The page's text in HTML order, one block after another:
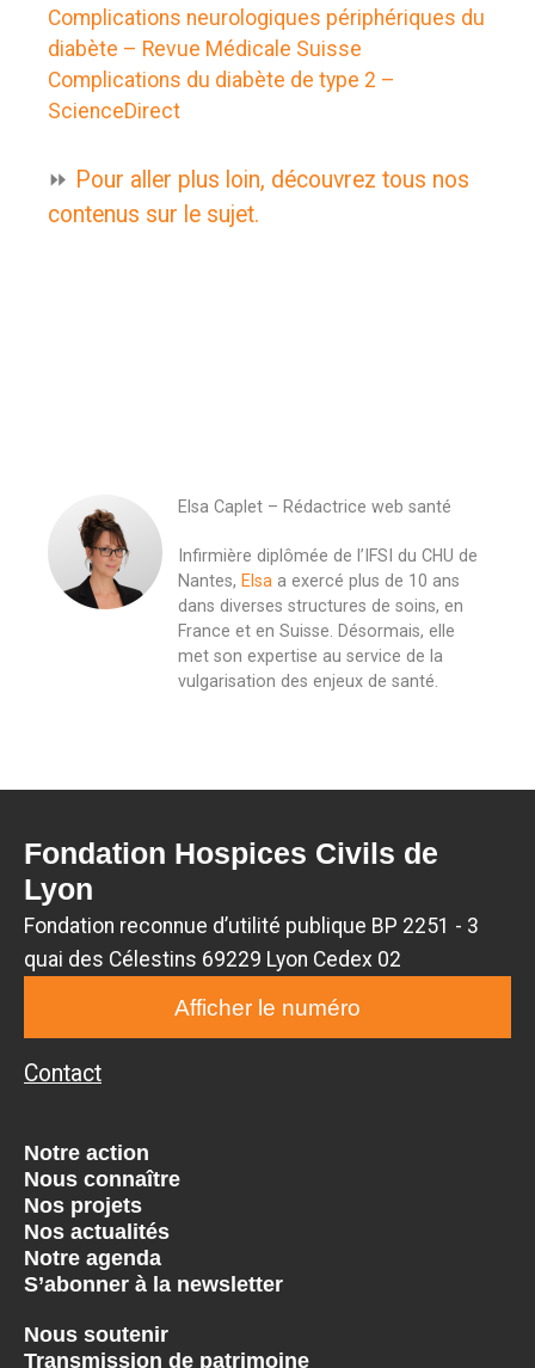
Complications neurologiques périphériques du
diabète – Revue Médicale Suisse
Complications du diabète de type 2 –
ScienceDirect
⏩ Pour aller plus loin, découvrez tous nos
contenus sur le sujet.
Elsa Caplet – Rédactrice web santé
Infirmière diplômée de l’IFSI du CHU de
Nantes, Elsa a exercé plus de 10 ans
dans diverses structures de soins, en
France et en Suisse. Désormais, elle
met son expertise au service de la
vulgarisation des enjeux de santé.
Fondation Hospices Civils de
Lyon
Fondation reconnue d’utilité publique BP 2251 - 3
quai des Célestins 69229 Lyon Cedex 02
Afficher le numéro
Contact
Notre action
Nous connaître
Nos projets
Nos actualités
Notre agenda
S’abonner à la newsletter
Nous soutenir
Transmission de patrimoine